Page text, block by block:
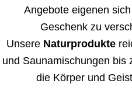
Angebote eigenen
Geschenk zu
Unsere Naturprodukte
und Saunamischungen bis
die Körper und